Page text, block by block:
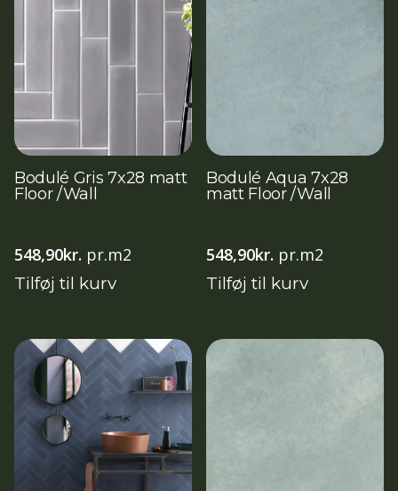
Bodulé Gris 7x28 matt
Floor /Wall
548,90kr. pr.m2
Tilføj til kurv
Bodulé Aqua 7x28
matt Floor /Wall
548,90kr. pr.m2
Tilføj til kurv